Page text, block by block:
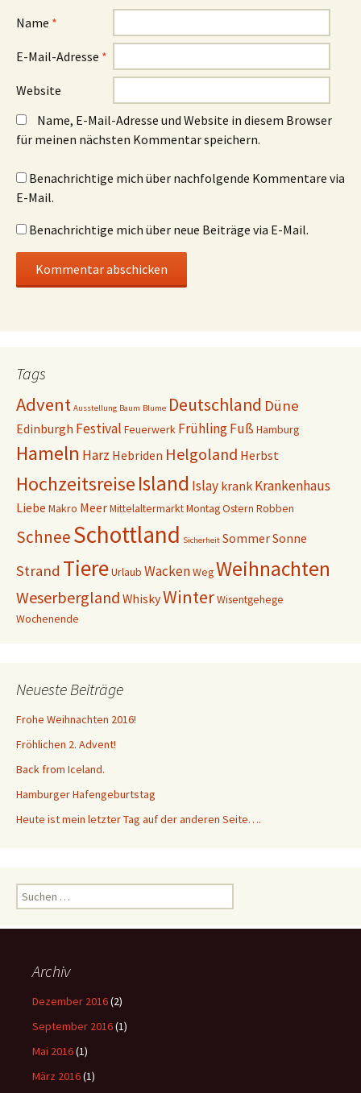
t
e
e
f
n
t
)
e
t
)
Name *
E-Mail-Adresse *
Website
Name, E-Mail-Adresse und Website in diesem Browser
für meinen nächsten Kommentar speichern.
Benachrichtige mich über nachfolgende Kommentare via
E-Mail.
Benachrichtige mich über neue Beiträge via E-Mail.
Tags
Advent Ausstellung Baum Blume Deutschland Düne
Edinburgh Festival Feuerwerk FrühlingFuß Hamburg
Hameln Harz Hebriden Helgoland Herbst
HochzeitsreiseIsland Islay krank Krankenhaus
Liebe Makro MeerMittelaltermarktMontagOstern Robben
SchneeSchottland Sicherheit SommerSonne
Strand TiereUrlaub WackenWegWeihnachten
Weserbergland WhiskyWinterWisentgehege
Wochenende
Neueste Beiträge
Frohe Weihnachten 2016!
Fröhlichen 2. Advent!
Back from Iceland.
Hamburger Hafengeburtstag
Heute ist mein letzter Tag auf der anderen Seite….
Suchen
nach:
Archiv
Dezember 2016(2)
September 2016(1)
Mai 2016(1)
März 2016(1)